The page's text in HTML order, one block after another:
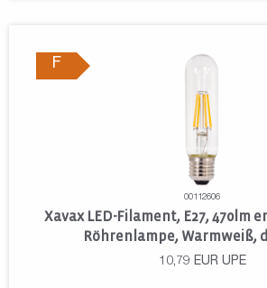
F
00112606
Xavax LED-Filament, E27, 470lm
Röhrenlampe, Warmweiß,
10,79 EUR UPE